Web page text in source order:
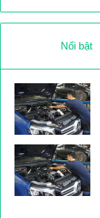
Nổi bật